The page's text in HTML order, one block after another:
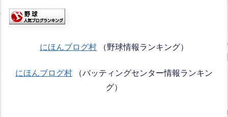
にほんブログ村 （野球情報ランキング）
にほんブログ村 （バッティングセンター情報ランキン
グ）